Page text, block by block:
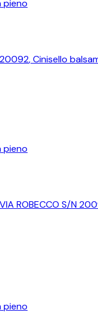
pieno
20092,Cinisello
pieno
ROBECCO S/N
pieno